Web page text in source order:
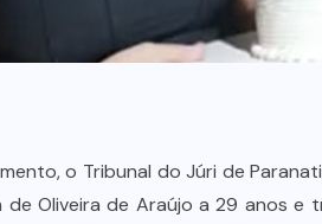
o Tribunal do Júri de
de Oliveira de Araújo a 29 anos e